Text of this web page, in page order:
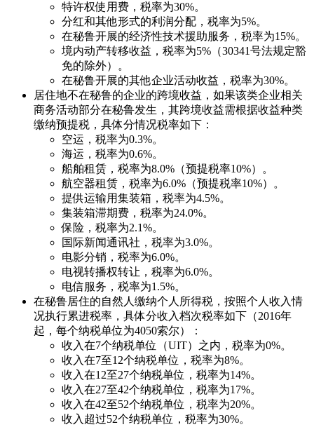
特许权使用费，税率为30%。
分红和其他形式的利润分配，税率为5%。
在秘鲁开展的经济性技术援助服务，税率为15%。
境内动产转移收益，税率为5%（30341号法规定豁
免的除外）。
在秘鲁开展的其他企业活动收益，税率为30%。
居住地不在秘鲁的企业的跨境收益，如果该类企业相关
商务活动部分在秘鲁发生，其跨境收益需根据收益种类
缴纳预提税，具体分情况税率如下：
空运，税率为0.3%。
海运，税率为0.6%。
船舶租赁，税率为8.0%（预提税率10%）。
航空器租赁，税率为6.0%（预提税率10%）。
提供运输用集装箱，税率为4.5%。
集装箱滞期费，税率为24.0%。
保险，税率为2.1%。
国际新闻通讯社，税率为3.0%。
电影分销，税率为6.0%。
电视转播权转让，税率为6.0%。
电信服务，税率为1.5%。
在秘鲁居住的自然人缴纳个人所得税，按照个人收入情
况执行累进税率，具体分收入档次税率如下（2016年
起，每个纳税单位为4050索尔）：
收入在7个纳税单位（UIT）之内，税率为0%。
收入在7至12个纳税单位，税率为8%。
收入在12至27个纳税单位，税率为14%。
收入在27至42个纳税单位，税率为17%。
收入在42至52个纳税单位，税率为20%。
收入超过52个纳税单位，税率为30%。